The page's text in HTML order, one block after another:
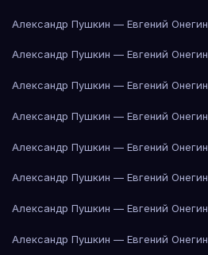
Александр Пушкин — Евгений Онегин
Александр Пушкин — Евгений Онегин
Александр Пушкин — Евгений Онегин
Александр Пушкин — Евгений Онегин
Александр Пушкин — Евгений Онегин
Александр Пушкин — Евгений Онегин
Александр Пушкин — Евгений Онегин
Александр Пушкин — Евгений Онегин